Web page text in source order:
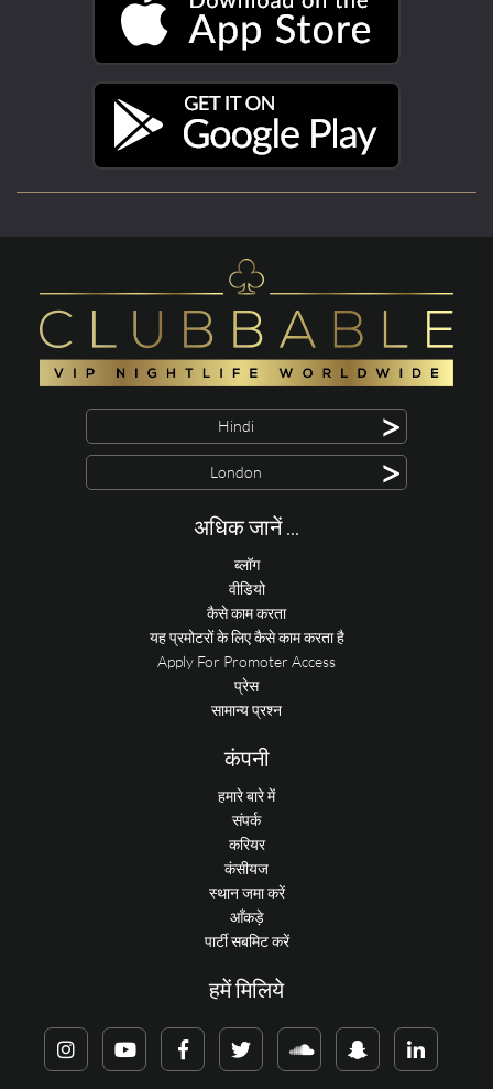
Hindi >
London >
अधिक जानें ...
ब्लॉग
वीडियो
कैसे काम करता
यह प्रमोटरों के लिए कैसे काम करता है
Apply For Promoter Access
प्रेस
सामान्य प्रश्न
कंपनी
हमारे बारे में
संपर्क
करियर
कंसीयज
स्थान जमा करें
आँकड़े
पार्टी सबमिट करें
हमें मिलिये